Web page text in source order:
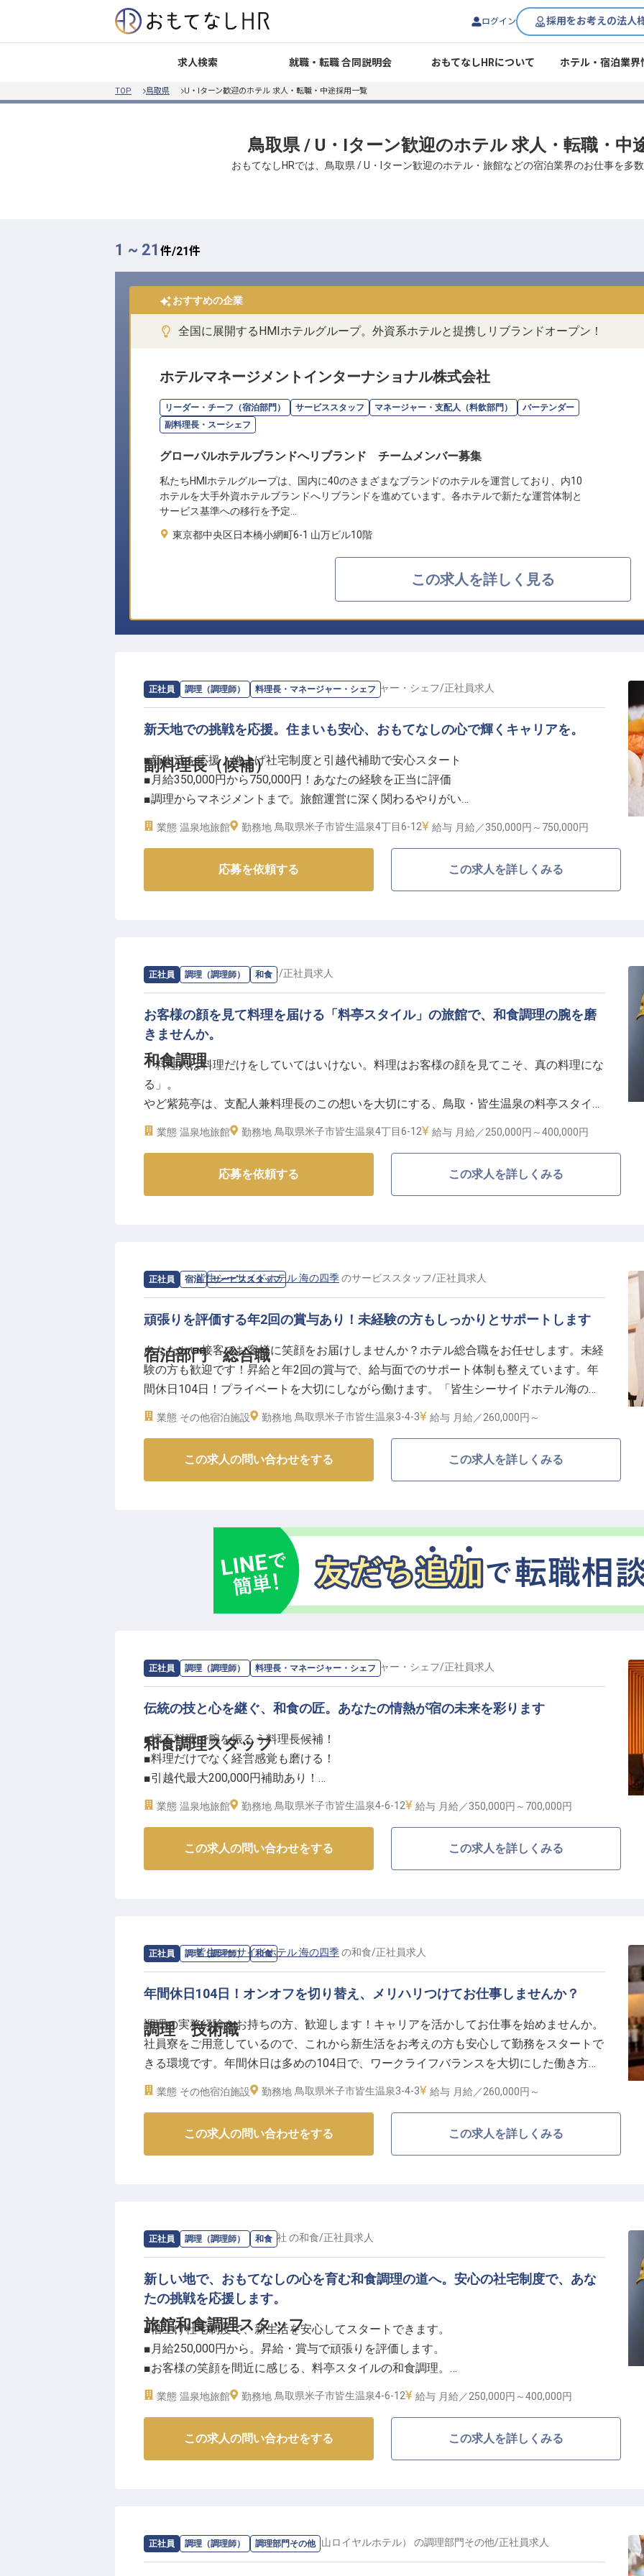
ログイン 採用をお考えの法人
求人検索 就職・転職 合同説明会 おもてなしHRについて ホテル・宿泊業界
TOP 鳥取県 U・Iターン歓迎のホテル 求人・転職・中途採用一覧
鳥取県 / U・Iターン歓迎のホテル 求人・転職・中
おもてなしHRでは、鳥取県 / U・Iターン歓迎のホテル・旅館などの宿泊業界のお仕事を多
1 ~ 21 件/21件
おすすめの企業
全国に展開するHMIホテルグループ。外資系ホテルと提携しリブランドオープン！
ホテルマネージメントインターナショナル株式会社
リーダー・チーフ（宿泊部門） サービススタッフ マネージャー・支配人（料飲部門）
バーテンダー
副料理長・スーシェフ
グローバルホテルブランドへリブランド チームメンバー募集
私たちHMIホテルグループは、国内に40のさまざまなブランドのホテルを運営しており、内10
ホテルを大手外資ホテルブランドへリブランドを進めています。各ホテルで新たな運営体制と
サービス基準への移行を予定…
東京都中央区日本橋小網町6-1 山万ビル10階
この求人を詳しく見る
正社員 調理（調理師） 料理長・マネージャー・シェフ
副料理⻑（候補）
求人情報：やど紫苑亭株式会社 の料理長・マネージャー・シェフ/正社員求人
新天地での挑戦を応援。住まいも安心、おもてなしの心で輝くキャリアを。
■新生活を応援！借上げ社宅制度と引越代補助で安心スタート
■月給350,000円から750,000円！あなたの経験を正当に評価
■調理からマネジメントまで。旅館運営に深く関わるやりがい
■多岐にわたる業務でスキルアップ。旅館の未来を共に創る
お客様一人ひとりに寄り添い、心温まるおもてなしを提供する旅館で、副料理長としてご
活躍いただきます。
届けするための中心的な役割を担っていただきます。
伝統と革新を融合させ、お客様の期待を超えるおもてなしを追求する、やりがいのある環
境です。
ーー【成長と挑戦を支える、温かい働く環境】
調理業務だけでなく、厨房スタッフの教育指導やシフト管理、モチベーションコントロー
ルなど、マネジメント業務にも幅広く携わっていただきます。
さらに、副支配人や女将と協力し、館内全体の運営に関する企画立案にも参加できるた
め、旅館経営の視点も養えます。
っかりとサポート。
業態 温泉地旅館 勤務地 鳥取県米子市皆生温泉4丁目6-12 給与 月給／350,000円～ 750,000円
応募を依頼する この求人を詳しくみる
正社員 調理（調理師） 和食
和食調理
求人情報：やど紫苑亭 の和食/正社員求人
お客様の顔を見て料理を届ける「料亭スタイル」の旅館で、和食調理の腕を磨
きませんか。
「料理人は料理だけをしていてはいけない。料理はお客様の顔を見てこそ、真の料理にな
る」。
やど紫苑亭は、支配人兼料理長のこの想いを大切にする、鳥取・皆生温泉の料亭スタイル
の旅館です。
四季の食材を活かした会席料理をつくるだけでなく、カウンターや個室でお客様に料理を
運び、会話や説明を通じて特別な時間をお届けします。腕と接客の両方で、お客様の記憶
経験に応じて献立の作成や後輩スタッフの指導にも挑戦でき、調理の枠を超えて成長でき
る環境です。
・月給250,000円〜400,000円（経験を考慮して決定）
・借上げ社宅制度（本人負担50%）・引越代補助（最大20万円・100%補助）でU・Iター
ンも安心
・まかない（昼食）／退職金制度／資格取得支援あり
※2026年7月24日時点の情報です
業態 温泉地旅館 勤務地 鳥取県米子市皆生温泉4丁目6-12 給与 月給／250,000円～400,000円
応募を依頼する この求人を詳しくみる
正社員 宿泊 サービススタッフ
宿泊部門 総合職
求人情報：皆生シーサイドホテル 海の四季のサービススタッフ/正社員求人
頑張りを評価する年2回の賞与あり！未経験の方もしっかりとサポートします
あたたかい接客でお客様に笑顔をお届けしませんか？ホテル総合職をお任せします。未経
験の方も歓迎です！昇給と年2回の賞与で、給与面でのサポート体制も整えています。年
間休日104日！プライベートを大切にしながら働けます。「皆生シーサイドホテル海の四
季」は、ミネラルを多く含んだ、かけ流しの温泉が自慢。大浴場に併設された露天風呂で
は、目の前に広がる海の潮風を感じ、波音を聞きながら入浴することができます。※この
業態 その他宿泊施設 勤務地 鳥取県米子市皆生温泉3-4-3 給与 月給／260,000円～
この求人の問い合わせをする この求人を詳しくみる
正社員 調理（調理師） 料理長・マネージャー・シェフ
和食調理スタッフ
求人情報：やど紫苑亭株式会社 の料理長・マネージャー・シェフ/正社員求人
伝統の技と心を継ぐ、和食の匠。あなたの情熱が宿の未来を彩ります
■懐石料理で腕を振るう料理長候補！
■料理だけでなく経営感覚も磨ける！
■引越代最大200,000円補助あり！
■借上げ社宅制度で住まいの心配なし！
山陰の豊かな食材を活かした本格懐石料理の世界で、あなたの経験を活かしませんか？
「やど紫苑亭」では、お客様に心からくつろいでいただける時間と空間を大切にしていま
られる職場です！
ーー【料理人としての腕と経営者としての視点を育む環境】
です。メニュー開発や原価管理、スタッフ育成など、料理長として必要なスキルを幅広く
身につけられます。また、フロントサービス部門との連携役も担っていただくため、宿全
体の運営に関わる視点も養えます。米子市外からの赴任者には、借上げ社宅制度（本人負
担は家賃の50%）や引越代補助（最大200,000円）もご用意！福利厚生も充実しており、
ださい！
業態 温泉地旅館 勤務地 鳥取県米子市皆生温泉4-6-12 給与 月給／350,000円～ 700,000円
この求人の問い合わせをする この求人を詳しくみる
正社員 調理（調理師） 和食
調理 技術職
求人情報：皆生シーサイドホテル 海の四季の和食/正社員求人
年間休日104日！オンオフを切り替え、メリハリつけてお仕事しませんか？
調理の実務経験をお持ちの方、歓迎します！キャリアを活かしてお仕事を始めませんか。
社員寮をご用意しているので、これから新生活をお考えの方も安心して勤務をスタートで
きる環境です。年間休日は多めの104日で、ワークライフバランスを大切にした働き方が
できます。オーシャンビューの客室が自慢の「皆生シーサイドホテル海の四季」。厳選し
た海鮮や肉・地野菜を使った料理でお客様をお迎えしています。※この求人は2023年10月
業態 その他宿泊施設 勤務地 鳥取県米子市皆生温泉3-4-3 給与 月給／260,000円～
この求人の問い合わせをする この求人を詳しくみる
正社員 調理（調理師） 和食
旅館和食調理スタッフ
求人情報：やど紫苑亭株式会社 の和食/正社員求人
新しい地で、おもてなしの心を育む和食調理の道へ。安心の社宅制度で、あな
たの挑戦を応援します。
■借上げ社宅制度で、新生活を安心してスタートできます。
■月給250,000円から。昇給・賞与で頑張りを評価します。
■お客様の笑顔を間近に感じる、料亭スタイルの和食調理。
■温泉地で四季折々の食材を活かし、腕を磨く喜び。
当館では、「料理はお客様の顔を見てこそ真の料理になる」という想いを大切にしていま
す。
お客様の笑顔を間近に感じながら、心温まるおもてなしを追求できる、やりがい溢れる環
境です。
業態 温泉地旅館 勤務地 鳥取県米子市皆生温泉4-6-12 給与 月給／250,000円～400,000円
この求人の問い合わせをする この求人を詳しくみる
正社員 調理（調理師） 調理部門その他
求人情報：ロイヤルホテル 大山（旧:大山ロイヤルホテル） の調理部門その他/正社員求人